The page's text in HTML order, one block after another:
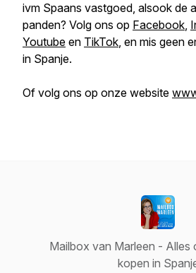
ivm Spaans vastgoed, alsook de
panden? Volg ons op Facebook,
Youtube en TikTok, en mis geen
in Spanje.
Of volg ons op onze website
Mailbox van Marleen - Alles
kopen in